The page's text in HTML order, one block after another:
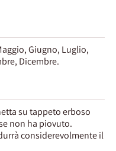
Giugno, Luglio,
Dicembre.
su tappeto erboso
non ha piovuto.
considerevolmente il